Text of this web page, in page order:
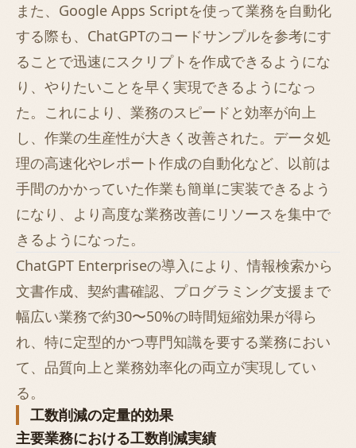
また、Google Apps Scriptを使って業務を自動化
する際も、ChatGPTのコードサンプルを参考にす
ることで迅速にスクリプトを作成できるようにな
り、やりたいことを早く実現できるようになっ
た。これにより、業務のスピードと効率が向上
し、作業の生産性が大きく改善された。データ処
理の高速化やレポート作成の自動化など、以前は
手間のかかっていた作業も簡単に実装できるよう
になり、より高度な業務改善にリソースを集中で
きるようになった。
ChatGPT Enterpriseの導入により、情報検索から
文書作成、契約書確認、プログラミング支援まで
幅広い業務で約30〜50%の時間短縮効果が得ら
れ、特に定型的かつ専門知識を要する業務におい
て、品質向上と業務効率化の両立が実現してい
る。
工数削減の定量的効果
主要業務における工数削減実績